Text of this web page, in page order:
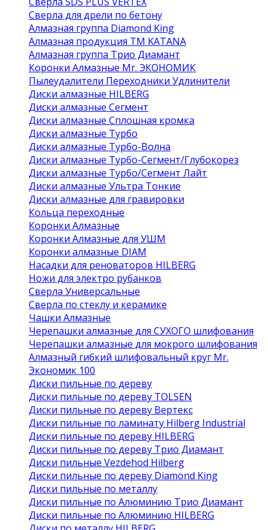
Сверла для дрели по бетону
Алмазная группа Diamond King
Алмазная продукция ТМ KATANA
Алмазная группа Трио Диамант
Коронки Алмазные Mr. ЭКОНОМИК
Пылеудалители Переходники Удлинители
Диски алмазные HILBERG
Диски алмазные Сегмент
Диски алмазные Сплошная кромка
Диски алмазные Турбо
Диски алмазные Турбо-Волна
Диски алмазные Турбо-Сегмент/Глубокорез
Диски алмазные Турбо/Сегмент Лайт
Диски алмазные Ультра Тонкие
Диски алмазные для гравировки
Кольца переходные
Коронки Алмазные
Коронки Алмазные для УШМ
Коронки алмазные DIAM
Насадки для реноваторов HILBERG
Ножи для электро рубанков
Сверла Универсальные
Сверла по стеклу и керамике
Чашки Алмазные
Черепашки алмазные для СУХОГО шлифования
Черепашки алмазные для мокрого шлифования
Алмазный гибкий шлифовальный круг Mr.
Экономик 100
Диски пильные по дереву
Диски пильные по дереву TOLSEN
Диски пильные по дереву Вертекс
Диски пильные по ламинату Hilberg Industrial
Диски пильные по дереву HILBERG
Диски пильные по дереву Трио Диамант
Диски пильные Vezdehod Hilberg
Диски пильные по дереву Diamond King
Диски пильные по металлу
Диски пильные по Алюминию Трио Диамант
Диски пильные по Алюминию HILBERG